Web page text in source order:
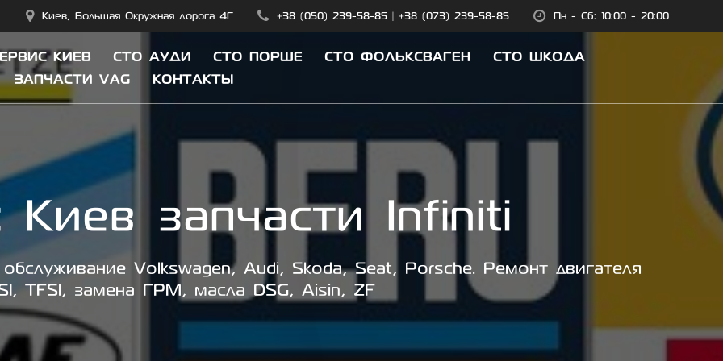
Киев, Большая Окружная дорога 4Г +38 (050) 239-58-85| +38 (073) 239-58-85 Пн - Сб: 10:00 - 20:00
КИЕВ СТО АУДИ СТО ПОРШЕ СТО ФОЛЬКСВАГЕН
СТО ШКОДА
ЗАПЧАСТИ VAG КОНТАКТЫ
Киев запчасти Infiniti
Volkswagen, Audi, Skoda, Seat, Porsche. Ремонт двигателя
TFSI, замена ГРМ, масла DSG, Aisin, ZF